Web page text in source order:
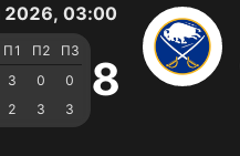
2026, 03:00
П1 П2
П3
3
0
0
2
3 3
8